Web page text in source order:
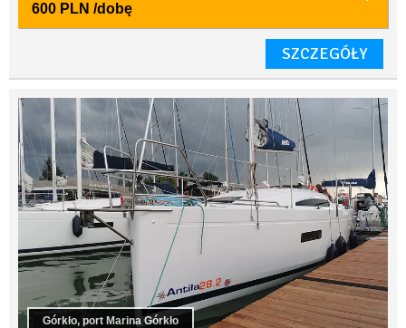
600 PLN /dobę
SZCZEGÓŁY
Górkło, port Marina Górkło